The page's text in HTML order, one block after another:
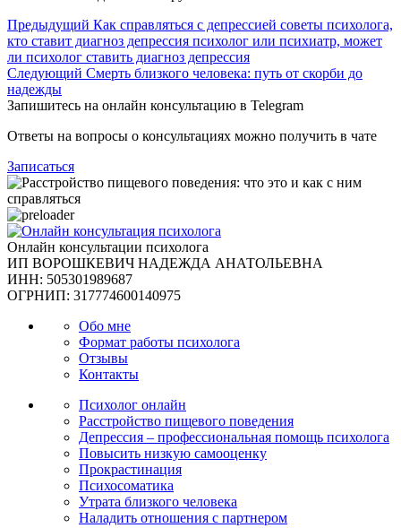
Предыдущий Как справляться с депрессией советы психолога,
кто ставит диагноз депрессия психолог или психиатр, может
ли психолог ставить диагноз депрессия
Следующий Смерть близкого человека: путь от скорби до
надежды
Запишитесь на онлайн консультацию в Telegram
Ответы на вопросы о консультациях можно получить в чате
Записаться
Онлайн консультации психолога
ИП ВОРОШКЕВИЧ НАДЕЖДА АНАТОЛЬЕВНА
ИНН: 505301989687
ОГРНИП: 317774600140975
Обо мне
Формат работы психолога
Отзывы
Контакты
Психолог онлайн
Расстройство пищевого поведения
Депрессия – профессиональная помощь психолога
Повысить низкую самооценку
Прокрастинация
Психосоматика
Утрата близкого человека
Наладить отношения с партнером